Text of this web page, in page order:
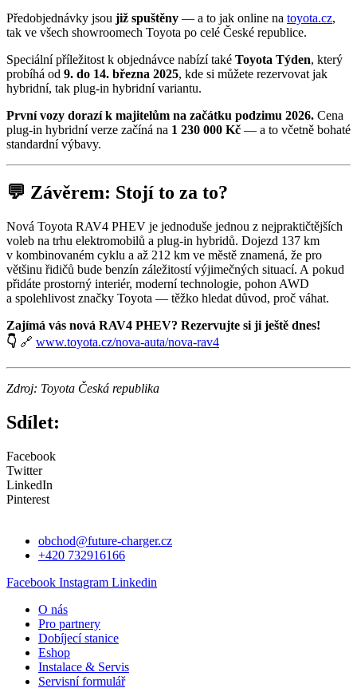
Předobjednávky jsou již spuštěny — a to jak online na toyota.cz,
tak ve všech showroomech Toyota po celé České republice.
Speciální příležitost k objednávce nabízí také Toyota Týden, který
probíhá od 9. do 14. března 2025, kde si můžete rezervovat jak
hybridní, tak plug-in hybridní variantu.
První vozy dorazí k majitelům na začátku podzimu 2026. Cena
plug-in hybridní verze začíná na 1 230 000 Kč — a to včetně bohaté
standardní výbavy.
💬 Závěrem: Stojí to za to?
Nová Toyota RAV4 PHEV je jednoduše jednou z nejpraktičtějších
voleb na trhu elektromobilů a plug-in hybridů. Dojezd 137 km
v kombinovaném cyklu a až 212 km ve městě znamená, že pro
většinu řidičů bude benzín záležitostí výjimečných situací. A pokud
přidáte prostorný interiér, moderní technologie, pohon AWD
a spolehlivost značky Toyota — těžko hledat důvod, proč váhat.
Zajímá vás nová RAV4 PHEV? Rezervujte si ji ještě dnes!
👇 🔗 www.toyota.cz/nova-auta/nova-rav4
Zdroj: Toyota Česká republika
Sdílet:
Facebook
Twitter
LinkedIn
Pinterest
obchod@future-charger.cz
+420 732916166
Facebook Instagram Linkedin
O nás
Pro partnery
Dobíjecí stanice
Eshop
Instalace & Servis
Servisní formulář